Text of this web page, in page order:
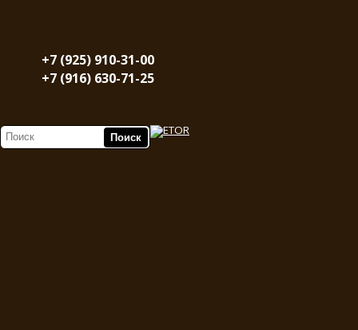
+7 (925) 910-31-00
+7 (916) 630-71-25